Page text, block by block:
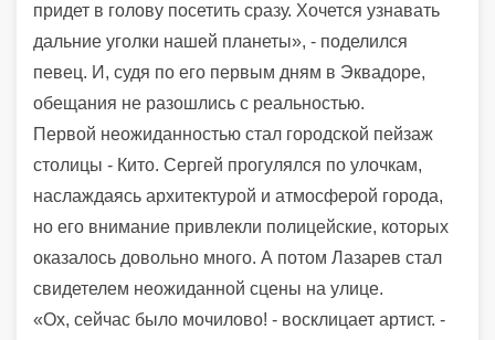
придет в голову посетить сразу. Хочется узнавать
дальние уголки нашей планеты», - поделился
певец. И, судя по его первым дням в Эквадоре,
обещания не разошлись с реальностью.
Первой неожиданностью стал городской пейзаж
столицы - Кито. Сергей прогулялся по улочкам,
наслаждаясь архитектурой и атмосферой города,
но его внимание привлекли полицейские, которых
оказалось довольно много. А потом Лазарев стал
свидетелем неожиданной сцены на улице.
«Ох, сейчас было мочилово! - восклицает артист. -